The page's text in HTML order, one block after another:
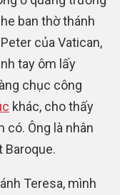
ban thờ thánh
của Vatican,
tay ôm lấy
chục công
khác, cho thấy
có. Ông là nhân
Baroque.
Teresa, mình